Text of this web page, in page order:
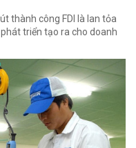
thành công FDI là lan tỏa
triển tạo ra cho doanh